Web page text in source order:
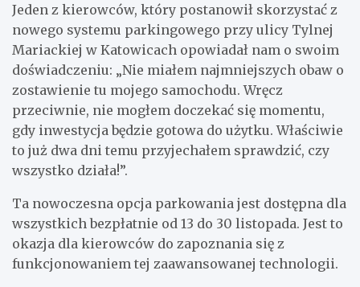
Jeden z kierowców, który postanowił skorzystać z
nowego systemu parkingowego przy ulicy Tylnej
Mariackiej w Katowicach opowiadał nam o swoim
doświadczeniu: „Nie miałem najmniejszych obaw o
zostawienie tu mojego samochodu. Wręcz
przeciwnie, nie mogłem doczekać się momentu,
gdy inwestycja będzie gotowa do użytku. Właściwie
to już dwa dni temu przyjechałem sprawdzić, czy
wszystko działa!”.
Ta nowoczesna opcja parkowania jest dostępna dla
wszystkich bezpłatnie od 13 do 30 listopada. Jest to
okazja dla kierowców do zapoznania się z
funkcjonowaniem tej zaawansowanej technologii.